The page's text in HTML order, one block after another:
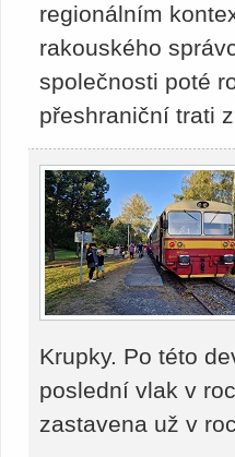
regionálním
rakouského
společnosti poté
přeshraniční trati
Krupky. Po této
poslední vlak v
zastavena už v